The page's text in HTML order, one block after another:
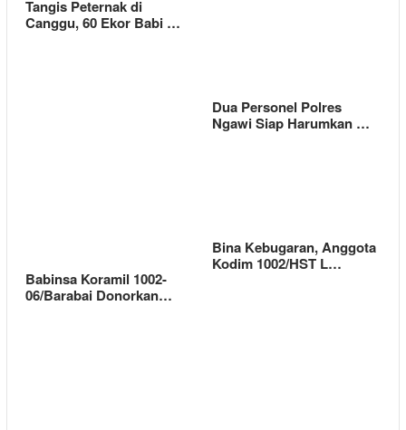
Tangis Peternak di
Canggu, 60 Ekor Babi …
Dua Personel Polres
Ngawi Siap Harumkan …
Babinsa Koramil 1002-
06/Barabai Donorkan…
Bina Kebugaran, Anggota
Kodim 1002/HST L…